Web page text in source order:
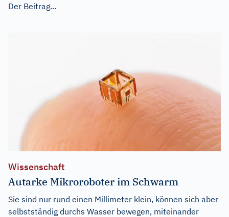
Der Beitrag...
Wissenschaft
Autarke Mikroroboter im Schwarm
Sie sind nur rund einen Millimeter klein, können sich aber
selbstständig durchs Wasser bewegen, miteinander